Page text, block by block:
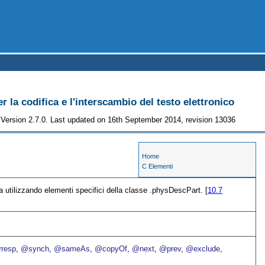
la codifica e l'interscambio del testo elettronico
Version 2.7.0. Last updated on 16th September 2014, revision 13036
Home
C Elementi
utilizzando elementi specifici della classe .physDescPart. [10.7
@synch @sameAs @copyOf @next @prev, @exclude